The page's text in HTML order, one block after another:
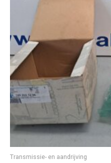
Transmissie- en aandrijving